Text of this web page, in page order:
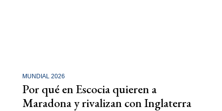
MUNDIAL 2026
Por qué en Escocia quieren a
Maradona y rivalizan con Inglaterra